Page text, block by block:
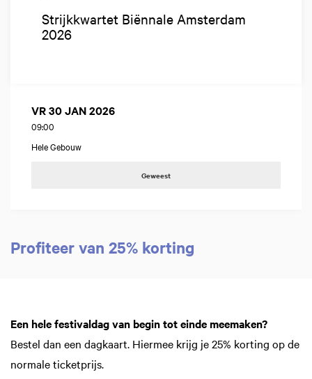
Strijkkwartet Biënnale Amsterdam
2026
VR 30 JAN 2026
09:00
Hele Gebouw
Geweest
Profiteer van 25% korting
Een hele festivaldag van begin tot einde meemaken?
Bestel dan een dagkaart. Hiermee krijg je 25% korting op de
normale ticketprijs.